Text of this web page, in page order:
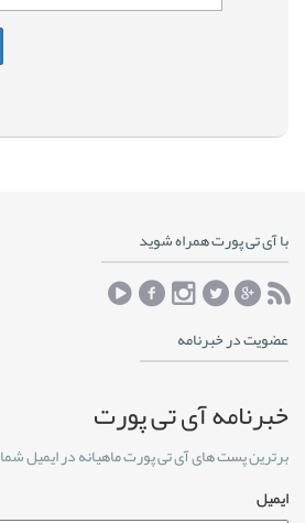
با آی تی پورت همراه شوید
عضویت در خبرنامه
خبرنامه آی تی پورت
برترین پست های آی تی پورت ماهیانه در ایمیل شما
ایمیل